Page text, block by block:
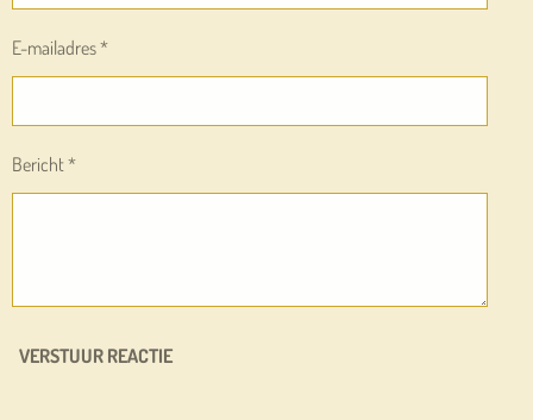
E-mailadres *
Bericht *
VERSTUUR REACTIE